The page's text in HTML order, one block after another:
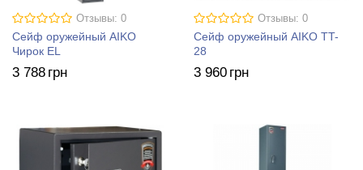
Отзывы: 0
Сейф оружейный AIKO
Чирок EL
3 788 грн
Отзывы: 0
Сейф оружейный AIKO TT-
28
3 960 грн